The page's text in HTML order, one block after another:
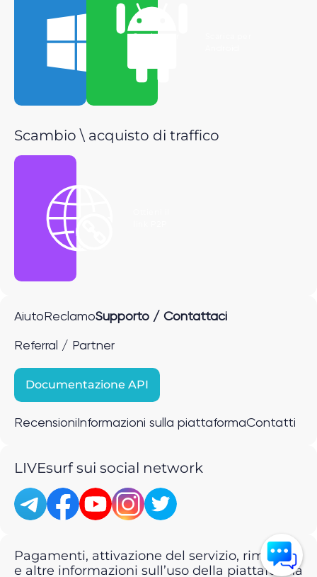
Scarica per
Scambio \ acquisto di traffico
Aiuto ReclamoSupporto / Contattaci
Referral / Partner
Documentazione API
Recensioni Informazioni sulla piattaformaContatti
LIVEsurf sui social network
Pagamenti, attivazione del servizio, rimborsi
e altre informazioni sull’uso della piattaforma